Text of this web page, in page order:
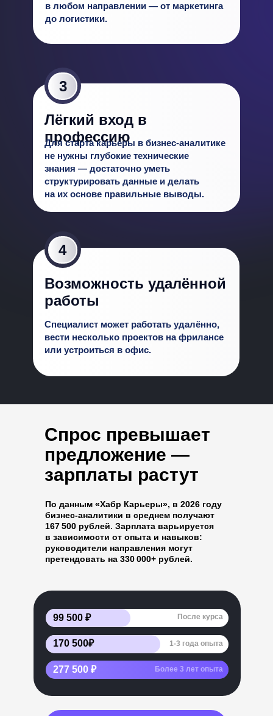
Лёгкий вход в
профессию
Для старта карьеры в бизнес-аналитике
не нужны глубокие технические
знания — достаточно уметь
структурировать данные и делать
на их основе правильные выводы.
3
в любом направлении — от маркетинга
до логистики.
Возможность удалённой
работы
Специалист может работать удалённо,
вести несколько проектов на фрилансе
или устроиться в офис.
4
99 500 ₽
170 500₽
277 500 ₽
1-3 года опыта
Более 3 лет опыта
Спрос превышает
предложение —
зарплаты растут
По данным «Хабр Карьеры», в 2026 году
бизнес-аналитики в среднем получают
167 500 рублей. Зарплата варьируется
в зависимости от опыта и навыков:
руководители направления могут
претендовать на 330 000+ рублей.
Средний
Продвинутый
После курса